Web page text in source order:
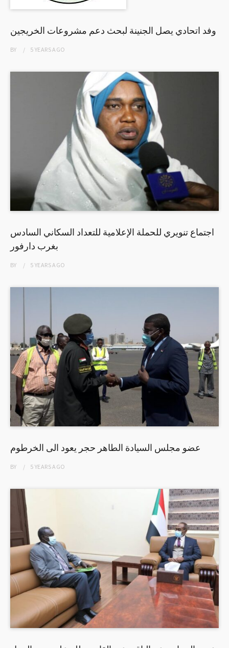
وفد اتحادي يصل الجنينة لبحث دعم مشروعات الخريجين
BY 5 YEARSAGO
اجتماع تنويري للحملة الإعلامية للتعداد السكاني السادس
بغرب دارفور
BY 5 YEARSAGO
عضو مجلس السيادة الطاهر حجر يعود الى الخرطوم
BY 5 YEARSAGO